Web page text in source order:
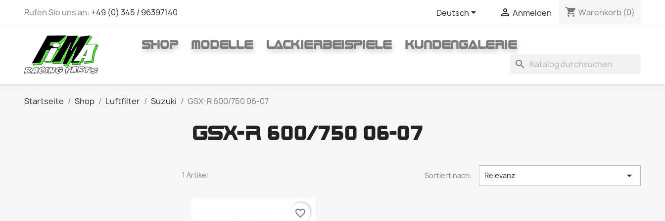
Rufen Sie uns an: +49 (0) 345 / 96397140 Deutsch  Anmelden shopping_cart Warenkorb (0)
SHOP MODELLE LACKIERBEISPIELE
KUNDENGALERIE
search
Startseite Shop Luftfilter Suzuki GSX-R 600/750 06-07
GSX-R 600/750 06-07
1 Artikel Sortiert nach: Relevanz 
favorite_border